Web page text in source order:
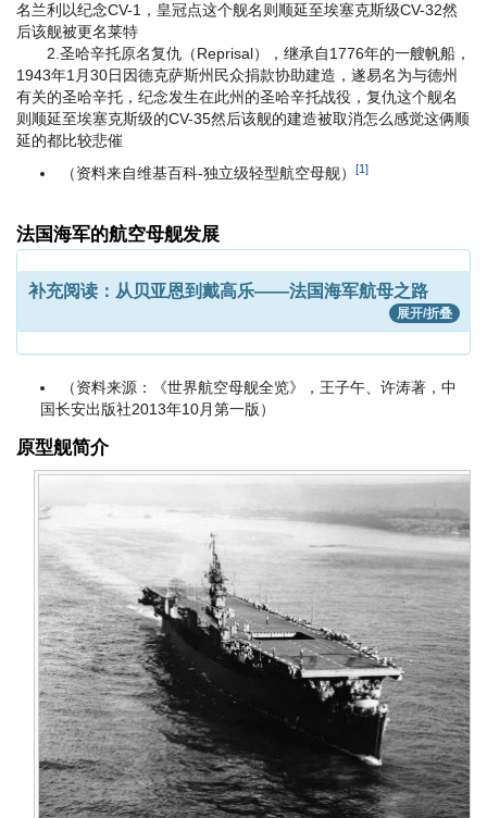
名兰利以纪念CV-1，皇冠点这个舰名则顺延至埃塞克斯级CV-32然
后该舰被更名莱特
2.圣哈辛托原名复仇（Reprisal），继承自1776年的一艘帆船，
1943年1月30日因德克萨斯州民众捐款协助建造，遂易名为与德州
有关的圣哈辛托，纪念发生在此州的圣哈辛托战役，复仇这个舰名
则顺延至埃塞克斯级的CV-35然后该舰的建造被取消怎么感觉这俩顺
延的都比较悲催
（资料来自维基百科-独立级轻型航空母舰）[1]
法国海军的航空母舰发展
补充阅读：从贝亚恩到戴高乐——法国海军航母之路
展开/折叠
（资料来源：《世界航空母舰全览》，王子午、许涛著，中
国长安出版社2013年10月第一版）
原型舰简介